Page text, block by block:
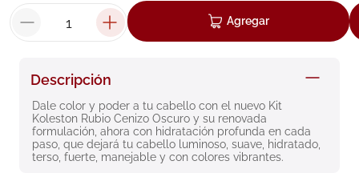
Agregar
Descripción
Dale color y poder a tu cabello con el nuevo Kit
Koleston Rubio Cenizo Oscuro y su renovada
formulación, ahora con hidratación profunda en cada
paso, que dejará tu cabello luminoso, suave, hidratado,
terso, fuerte, manejable y con colores vibrantes.
5. cerave
roche posay
9. pañales
10.nivea